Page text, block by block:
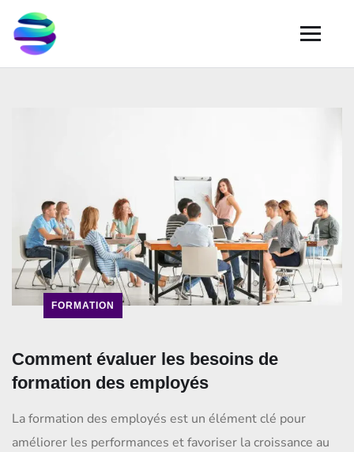
FORMATION
Comment évaluer les besoins de
formation des employés
La formation des employés est un élément clé pour
améliorer les performances et favoriser la croissance au